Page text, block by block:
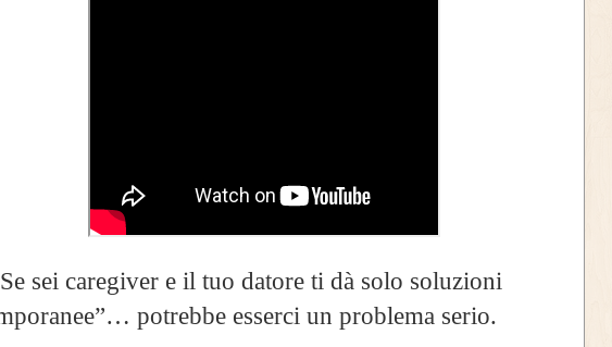
sei caregiver e il tuo datore ti dà solo soluzioni
potrebbe esserci un problema serio.